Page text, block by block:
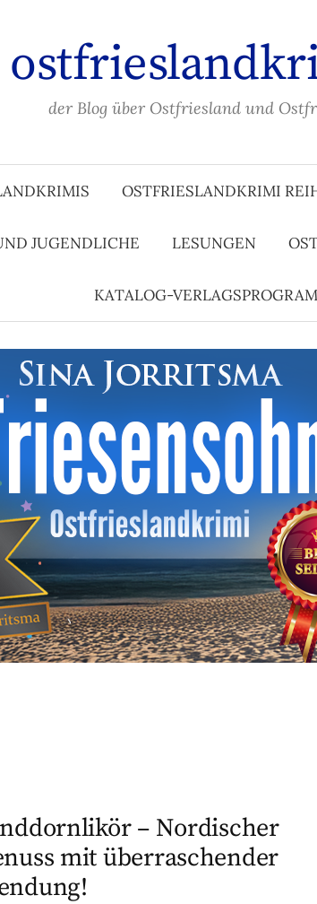
der Blog über Ostfriesland und
OSTFRIESLANDKRIMI
JUGENDLICHE LESUNGEN
KATALOG-
– Nordischer
mit überraschender